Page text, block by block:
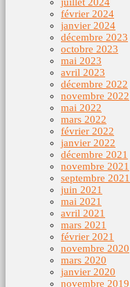
juillet 2024
février 2024
janvier 2024
décembre 2023
octobre 2023
mai 2023
avril 2023
décembre 2022
novembre 2022
mai 2022
mars 2022
février 2022
janvier 2022
décembre 2021
novembre 2021
septembre 2021
juin 2021
mai 2021
avril 2021
mars 2021
février 2021
novembre 2020
mars 2020
janvier 2020
novembre 2019